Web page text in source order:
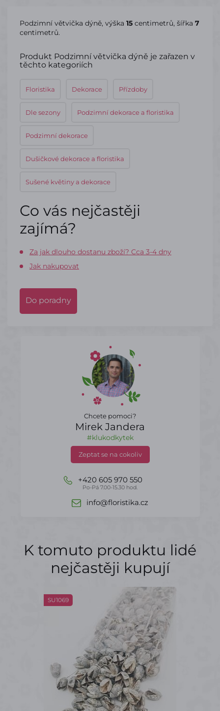
Podzimní větvička dýně, výška 15 centimetrů, šířka 7
centimetrů.
Produkt Podzimní větvička dýně je zařazen v
těchto kategoriích
Floristika Dekorace Přízdoby
Dle sezony Podzimní dekorace a floristika
Podzimní dekorace
Dušičkové dekorace a floristika
Sušené květiny a dekorace
Co vás nejčastěji
zajímá?
Za jak dlouho dostanu zboží? Cca 3-4 dny
Jak nakupovat
Do poradny
Chcete pomoci?
Mirek Jandera
#klukodkytek
Zeptat se na cokoliv
+420 605 970 550
Po-Pá 7.00-15.30 hod.
info@floristika.cz
K tomuto produktu lidé
nejčastěji kupují
SU1069